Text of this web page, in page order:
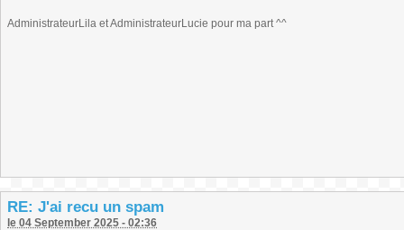
AdministrateurLila et AdministrateurLucie pour ma part ^^
RE: J'ai recu un spam
le 04 September 2025 - 02:36